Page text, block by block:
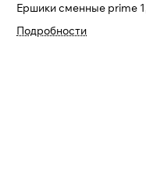
Ершики сменные prime
Подробности